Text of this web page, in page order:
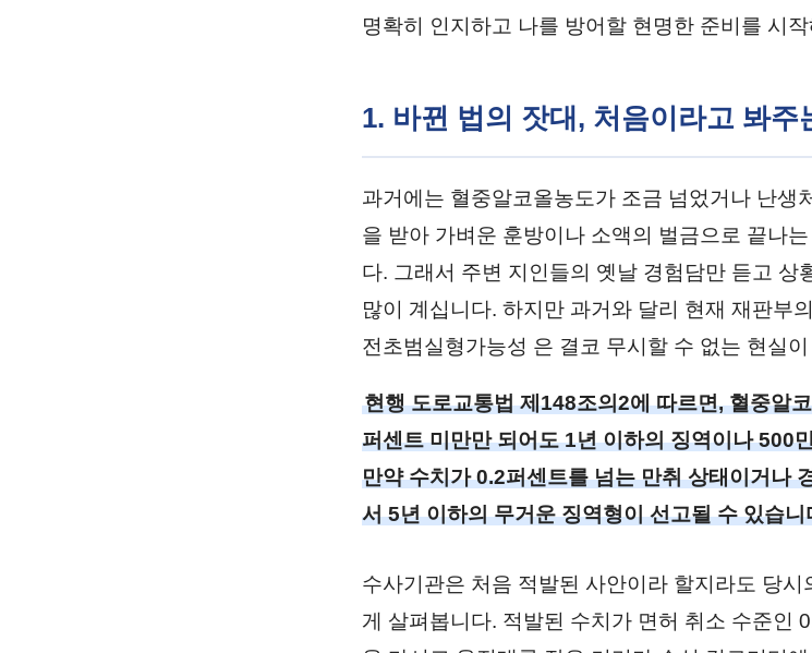
명확히 인지하고 나를 방어할 현명한 준비를 시
1. 바뀐 법의 잣대, 처음이라고 봐
과거에는 혈중알코올농도가 조금 넘었거나 난생
을 받아 가벼운 훈방이나 소액의 벌금으로 끝나
다. 그래서 주변 지인들의 옛날 경험담만 듣고 상
많이 계십니다. 하지만 과거와 달리 현재 재판부
전초범실형가능성 은 결코 무시할 수 없는 현실
현행 도로교통법 제148조의2에 따르면, 혈중알
퍼센트 미만만 되어도 1년 이하의 징역이나 500
만약 수치가 0.2퍼센트를 넘는 만취 상태이거나
서 5년 이하의 무거운 징역형이 선고될 수 있습니
수사기관은 처음 적발된 사안이라 할지라도 당
게 살펴봅니다. 적발된 수치가 면허 취소 수준인